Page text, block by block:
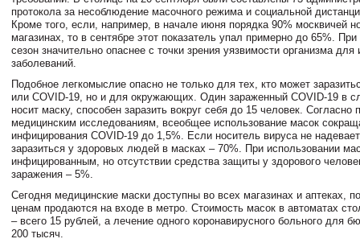
протокола за несоблюдение масочного режима и социальной
Кроме того, если, например, в начале июня порядка 90% москвичей
магазинах, то в сентябре этот показатель упал примерно до 65%.
сезон значительно опаснее с точки зрения уязвимости организма
заболеваний.
Подобное легкомыслие опасно не только для тех, кто может
или COVID-19, но и для окружающих. Один зараженный COVID-19 в
носит маску, способен заразить вокруг себя до 15 человек. Согласно
медицинским исследованиям, всеобщее использование масок
инфицирования COVID-19 до 1,5%. Если носитель вируса не
заразиться у здоровых людей в масках – 70%. При использовании
инфицированным, но отсутствии средства защиты у здорового
заражения – 5%.
Сегодня медицинские маски доступны во всех магазинах и аптеках,
ценам продаются на входе в метро. Стоимость масок в автоматах
– всего 15 рублей, а лечение одного коронавирусного больного для
200 тысяч.